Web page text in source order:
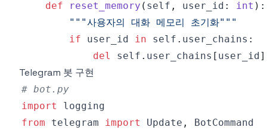
def reset_memory ( self , user_id : int ) :
"""사용자의 대화 메모리 초기화"""
if user_id in self . user_chains :
del
self . user_chains [ user_id]
Telegram 봇 구현
# bot.py
import
from telegram import Update ,